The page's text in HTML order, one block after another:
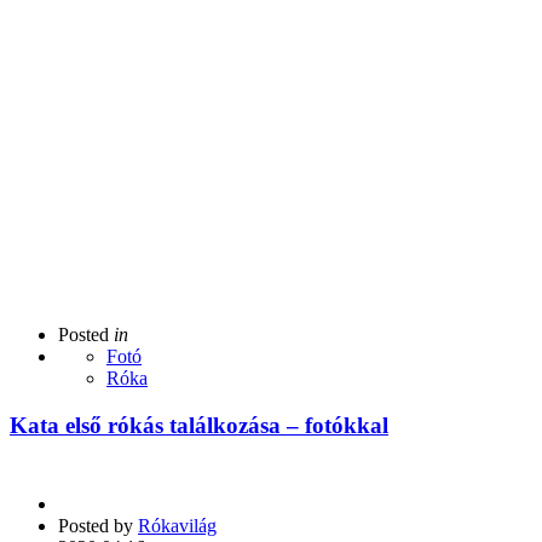
Posted in
Fotó
Róka
Kata első rókás találkozása – fotókkal
Posted by Rókavilág